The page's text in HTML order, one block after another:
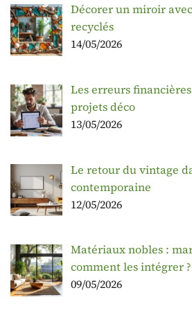
Décorer un miroir
recyclés
14/05/2026
Les erreurs
projets déco
13/05/2026
Le retour du vintage
contemporaine
12/05/2026
Matériaux nobles :
comment les intégrer ?
09/05/2026